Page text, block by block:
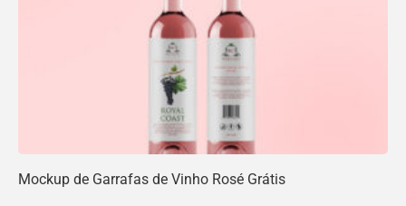
Mockup de Garrafas de Vinho Rosé Grátis